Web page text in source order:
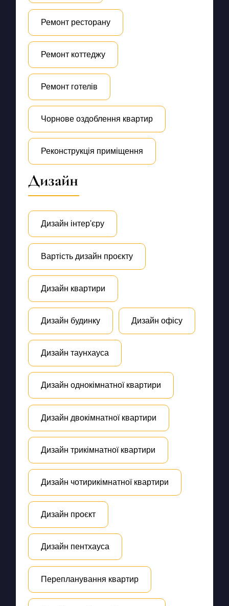
Ремонт ресторану
Ремонт коттеджу
Ремонт готелів
Чорнове оздоблення квартир
Реконструкція приміщення
Дизайн
Дизайн інтер'єру
Вартість дизайн проєкту
Дизайн квартири
Дизайн будинку Дизайн офісу
Дизайн таунхауса
Дизайн однокімнатної квартири
Дизайн двокімнатної квартири
Дизайн трикімнатної квартири
Дизайн чотирикімнатної квартири
Дизайн проєкт
Дизайн пентхауса
Перепланування квартир